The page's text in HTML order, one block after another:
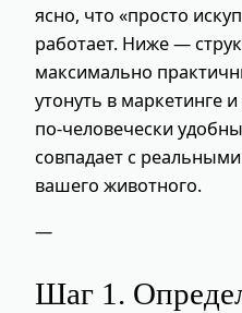
ясно, что «просто
работает. Ниже —
максимально
утонуть в маркетинге
по‑человечески
совпадает с
вашего животного.
—
Шаг 1.